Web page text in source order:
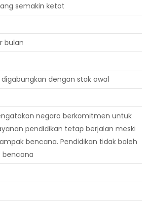
semakin ketat
bulan
dengan stok awal
negara berkomitmen untuk
pendidikan tetap berjalan meski
bencana. Pendidikan tidak boleh
bencana